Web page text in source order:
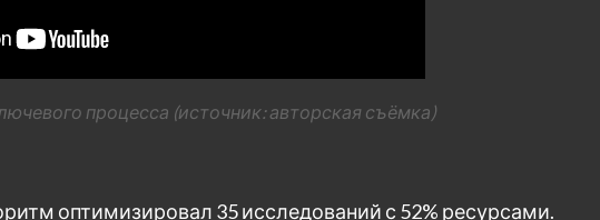
процесса (источник: авторская съёмка)
оптимизировал 35 исследований с 52% ресурсами.